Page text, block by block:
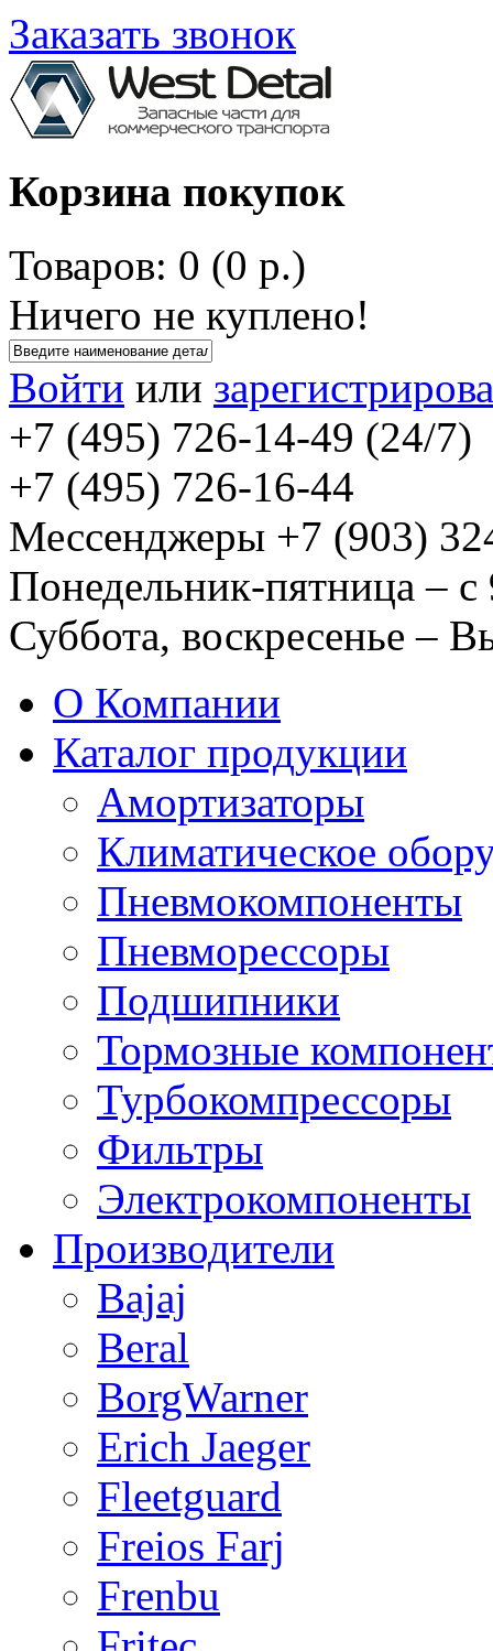
Заказать звонок
Корзина покупок
Товаров: 0 (0 р.)
Ничего не куплено!
Войти или
+7 (495) 726-14-49 (24/7)
+7 (495) 726-16-44
Мессенджеры +7 (903)
Понедельник-пятница –
Суббота, воскресенье –
О Компании
Каталог продукции
Амортизаторы
Климатическое
Пневмокомпоненты
Пневморессоры
Подшипники
Тормозные
Турбокомпрессоры
Фильтры
Электрокомпоненты
Производители
Bajaj
Beral
BorgWarner
Erich Jaeger
Fleetguard
Freios Farj
Frenbu